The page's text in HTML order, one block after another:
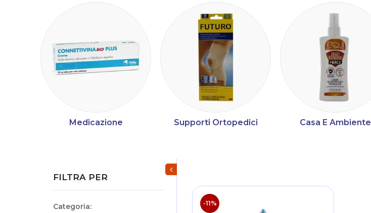
Medicazione Supporti Ortopedici Casa E Ambiente
-11%
FILTRA PER
Categoria
Mostra/Nascondi filtri